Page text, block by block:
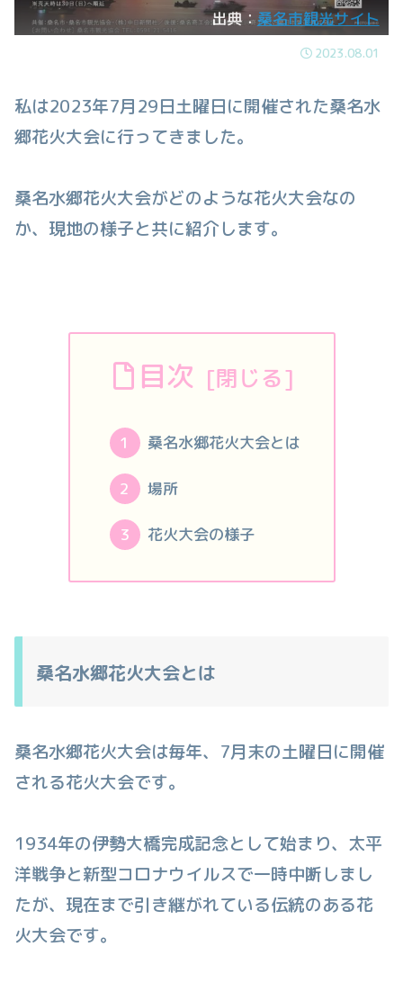
出典：桑名市観光サイト
2023.08.01
私は2023年7月29日土曜日に開催された桑名水
郷花火大会に行ってきました。
桑名水郷花火大会がどのような花火大会なの
か、現地の様子と共に紹介します。
目次
桑名水郷花火大会とは
場所
花火大会の様子
桑名水郷花火大会とは
桑名水郷花火大会は毎年、7月末の土曜日に開催
される花火大会です。
1934年の伊勢大橋完成記念として始まり、太平
洋戦争と新型コロナウイルスで一時中断しまし
たが、現在まで引き継がれている伝統のある花
火大会です。